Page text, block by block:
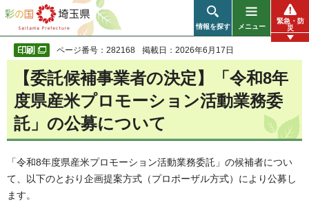
彩の国 埼玉県
情報を探す メニュー
緊急・防
災
ページ番号：282168 掲載日：2026年6月17日
【委託候補事業者の決定】「令和8年
度県産米プロモーション活動業務委
託」の公募について
「令和8年度県産米プロモーション活動業務委託」の候補者につい
て、以下のとおり企画提案方式（プロポーザル方式）により公募し
ます。